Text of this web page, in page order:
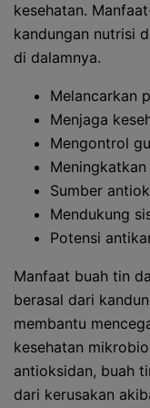
kesehatan.
kandungan nutrisi
di dalamnya.
Melancarkan
Menjaga
Mengontrol
Sumber
Mendukung
Potensi
Manfaat buah tin
berasal dari
membantu
kesehatan
antioksidan, buah
dari kerusakan